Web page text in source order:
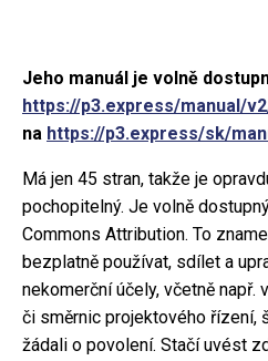
Jeho manuál je volně
https://p3.express/manual/
na https://p3.express/sk/
Má jen 45 stran, takže je
pochopitelný. Je volně
Commons Attribution. To
bezplatně používat, sdílet a
nekomerční účely, včetně
či směrnic projektového řízení,
žádali o povolení. Stačí uvést